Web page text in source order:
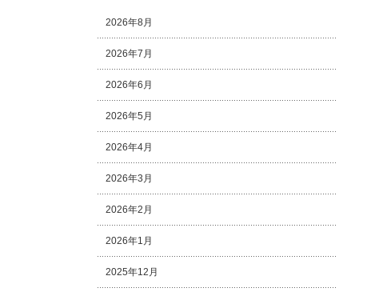
2026年8月
2026年7月
2026年6月
2026年5月
2026年4月
2026年3月
2026年2月
2026年1月
2025年12月